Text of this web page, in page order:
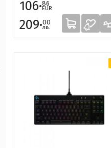
106·86
EUR
209·00
лв.